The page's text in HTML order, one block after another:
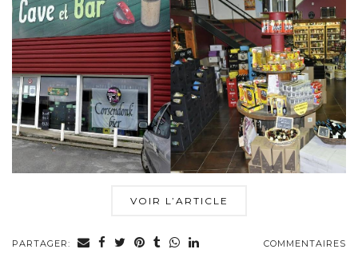
VOIR L’ARTICLE
PARTAGER: COMMENTAIRES